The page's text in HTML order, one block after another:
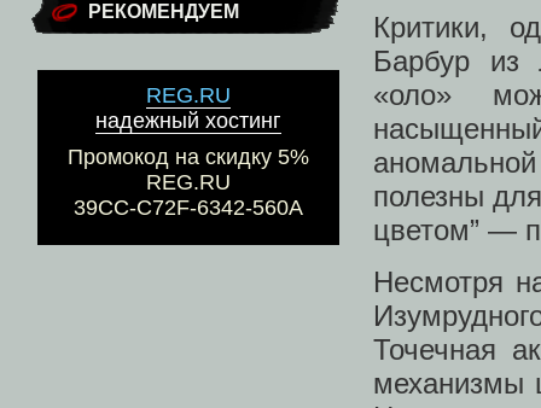
РЕКОМЕНДУЕМ
REG.RU
надежный хостинг
Промокод на скидку 5%
REG.RU
39CC-C72F-6342-560A
Критики,
Барбур из
«оло»
полезны
цветом” —
Несмотря
Точечная
механизмы